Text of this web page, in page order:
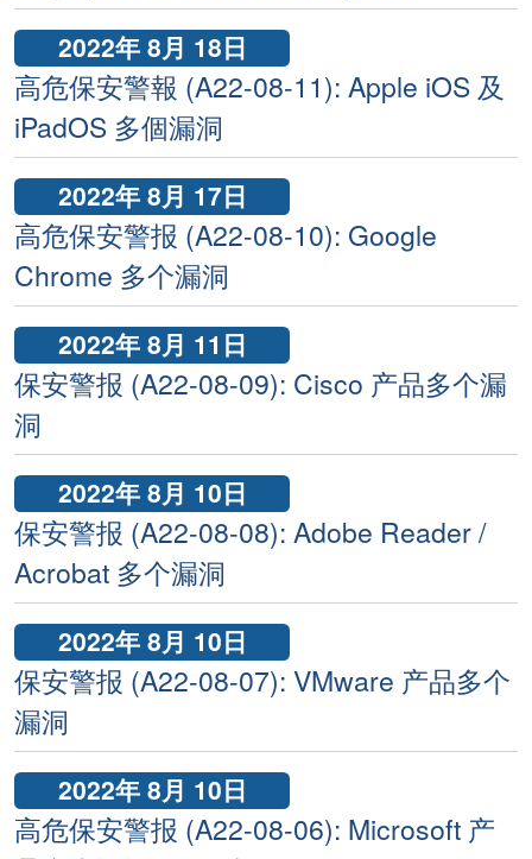
2022年 8月 18日
高危保安警報 (A22-08-11): Apple iOS 及
iPadOS 多個漏洞
2022年 8月 17日
高危保安警报 (A22-08-10): Google
Chrome 多个漏洞
2022年 8月 11日
保安警报 (A22-08-09): Cisco 产品多个漏
洞
2022年 8月 10日
保安警报 (A22-08-08): Adobe Reader /
Acrobat 多个漏洞
2022年 8月 10日
保安警报 (A22-08-07): VMware 产品多个
漏洞
2022年 8月 10日
高危保安警报 (A22-08-06): Microsoft 产